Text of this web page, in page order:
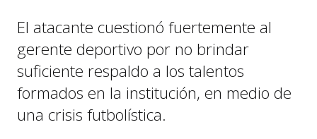
El atacante cuestionó fuertemente al
gerente deportivo por no brindar
suficiente respaldo a los talentos
formados en la institución, en medio de
una crisis futbolística.